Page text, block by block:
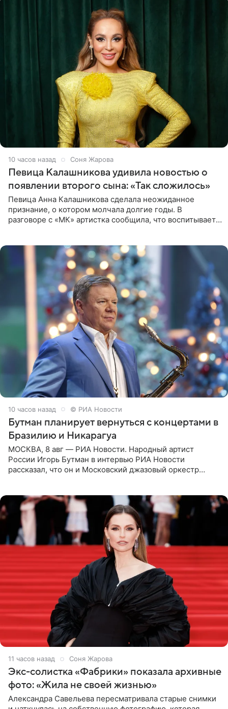
10 часов назад Соня Жарова
Певица Калашникова удивила новостью о
появлении второго сына: «Так сложилось»
Певица Анна Калашникова сделала неожиданное
признание, о котором молчала долгие годы. В
разговоре с «МК» артистка сообщила, что воспитывает
10 часов назад © РИА Новости
Бутман планирует вернуться с концертами в
Бразилию и Никарагуа
МОСКВА, 8 авг — РИА Новости. Народный артист
России Игорь Бутман в интервью РИА Новости
рассказал, что он и Московский джазовый оркестр
11 часов назад Соня Жарова
Экс-солистка «Фабрики» показала архивные
фото: «Жила не своей жизнью»
Александра Савельева пересматривала старые снимки